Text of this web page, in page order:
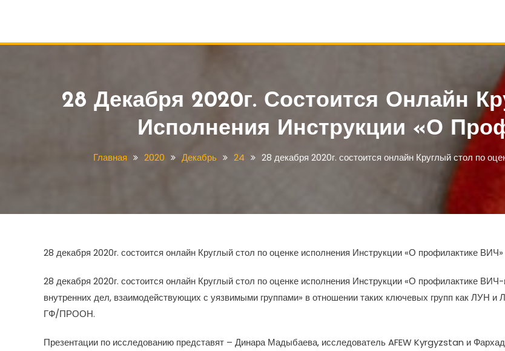
28 Декабря 2020г. Состоится Онлайн
Исполнения Инструкции «О
Главная 2020 Декабрь 24 28 декабря 2020г. состоится онлайн Круглый стол по
28 декабря 2020г. состоится онлайн Круглый стол по оценке исполнения Инструкции «О профилактике ВИЧ»
28 декабря 2020г. состоится онлайн Круглый стол по оценке исполнения Инструкции «О профилактике
внутренних дел, взаимодействующих с уязвимыми группами» в отношении таких ключевых групп как ЛУН и
ГФ/ПРООН.
Презентации по исследованию представят – Динара Мадыбаева, исследователь AFEW Kyrgyzstan и